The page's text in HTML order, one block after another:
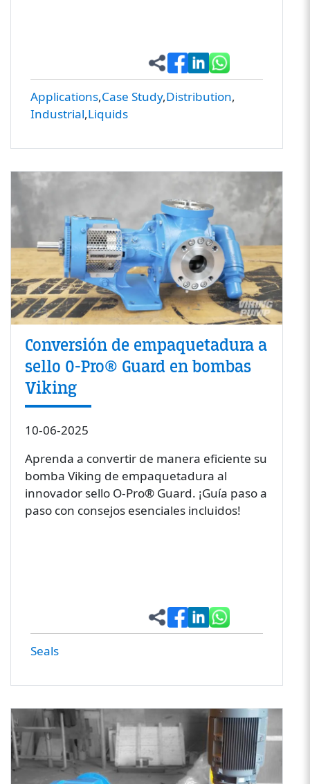
Applications Case Study Distribution
Industrial Liquids
Seals
Conversión de empaquetadura a
sello O-Pro® Guard en bombas
Viking
10-06-2025
Aprenda a convertir de manera eficiente su
bomba Viking de empaquetadura al
innovador sello O-Pro® Guard. ¡Guía paso a
paso con consejos esenciales incluidos!